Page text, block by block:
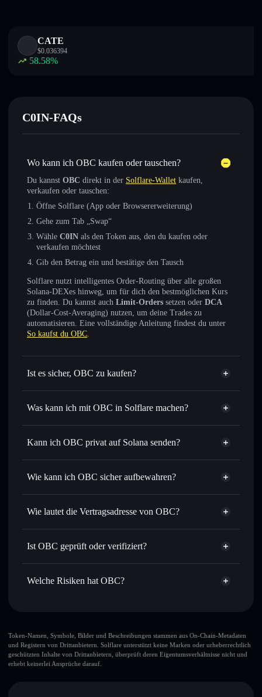
CATE
$0.036394
58.58%
C0IN-FAQs
Wo kann ich OBC kaufen oder tauschen?
Du kannst OBC direkt in der Solflare-Wallet kaufen,
verkaufen oder tauschen:
Öffne Solflare (App oder Browsererweiterung)
Gehe zum Tab „Swap“
Wähle C0IN als den Token aus, den du kaufen oder
verkaufen möchtest
Gib den Betrag ein und bestätige den Tausch
Solflare nutzt intelligentes Order-Routing über alle großen
Solana-DEXes hinweg, um für dich den bestmöglichen Kurs
zu finden. Du kannst auch Limit-Orders setzen oder DCA
(Dollar-Cost-Averaging) nutzen, um deine Trades zu
automatisieren. Eine vollständige Anleitung findest du unter
So kaufst du OBC.
Ist es sicher, OBC zu kaufen?
OBC nicht verifiziert
Was kann ich mit OBC in Solflare machen?
OBC
Solflare-Wallet
Sofort tauschen– handle C0IN gegen SOL, USDC oder
Routing zum bestmöglichen Kurs
Limit-Orders setzen– automatisiere Trades zu deinem
per Durchschnittskosteneffekt in C0IN einsteigen
Privat senden– übertrage C0IN, ohne Wallets öffentlich
Aggregators
In Echtzeit verfolgen– überwache Kurs, Volumen,
Marktkapitalisierung und Liquidität von C0IN
Kann ich OBC privat auf Solana senden?
Privacy
Wie kann ich OBC sicher aufbewahren?
OBC
nicht
Wie lautet die Vertragsadresse von OBC?
OBC
Ist OBC geprüft oder verifiziert?
OBC
derzeit nicht
Welche Risiken hat OBC?
OBC
geprägt
großer Teil der Liquidität ist
freigeschaltet
OBC
Token-Namen, Symbole, Bilder und Beschreibungen stammen aus On-Chain-Metadaten
und Registern von Drittanbietern. Solflare unterstützt keine Marken oder urheberrechtlich
geschützten Inhalte von Drittanbietern, überprüft deren Eigentumsverhältnisse nicht und
erhebt keinerlei Ansprüche darauf.